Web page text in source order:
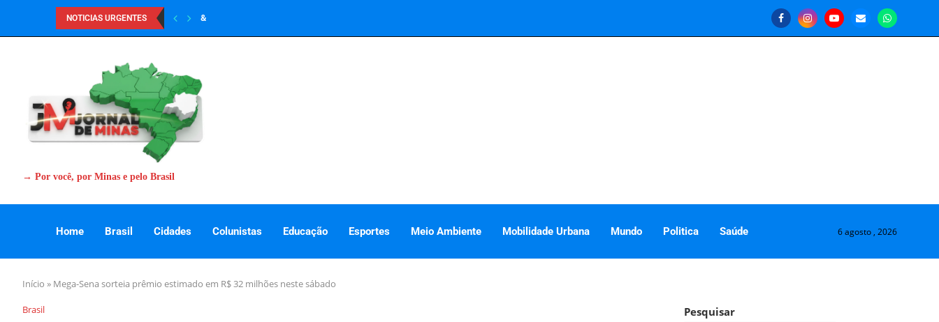
NOTICIAS URGENTES &
→ Por você, por Minas e pelo Brasil
Home Brasil Cidades Colunistas Educação Esportes Meio Ambiente Mobilidade Urbana Mundo Politica Saúde 6 agosto , 2026
Início » Mega-Sena sorteia prêmio estimado em R$ 32 milhões neste sábado
Brasil Pesquisar